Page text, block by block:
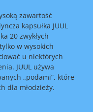
zawartość
kapsułka JUUL
20 zwykłych
w wysokich
u niektórych
JUUL używa
„podami”, które
dla młodzieży.